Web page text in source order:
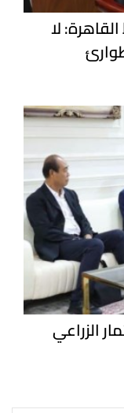
القاهرة: لا
الزراعي